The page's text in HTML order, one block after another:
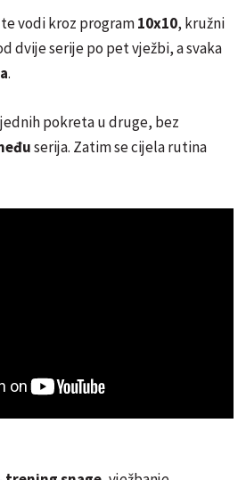
vodi kroz program10x10, kružni
dvije serije po pet vježbi, a svaka
.
pokreta u druge, bez
serija. Zatim se cijela rutina